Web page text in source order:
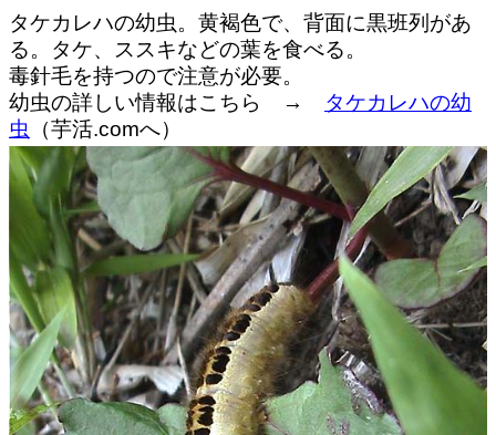
タケカレハの幼虫。黄褐色で、背面に黒班列があ
る。タケ、ススキなどの葉を食べる。
毒針毛を持つので注意が必要。
幼虫の詳しい情報はこちら → タケカレハの幼
虫 （芋活.comへ）